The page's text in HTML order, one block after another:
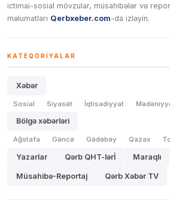
ictimai-sosial mövzular, müsahibələr və
məlumatları Qerbxeber.com-da izləyin.
KATEQORIYALAR
Xəbər
Sosial Siyasət İqtisadiyyat
Bölgə xəbərləri
Ağstafa Gəncə Gədəbəy Qazax
Yazarlar Qərb QHT-lərİ Maraqlı
Müsahibə-Reportaj Qərb Xəbər TV